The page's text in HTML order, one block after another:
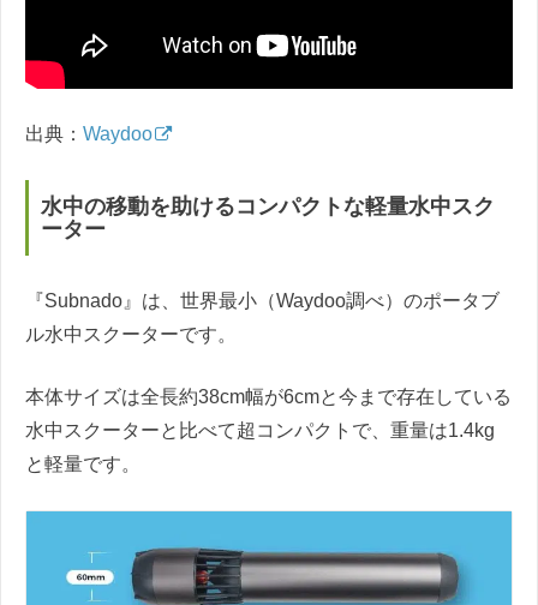
出典： Waydoo
水中の移動を助けるコンパクトな軽量水中スク
ーター
『Subnado』は、世界最小（Waydoo調べ）のポータブ
ル水中スクーターです。
本体サイズは全長約38cm幅が6cmと今まで存在している
水中スクーターと比べて超コンパクトで、重量は1.4kg
と軽量です。